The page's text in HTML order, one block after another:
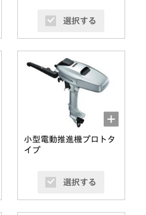
選択する
小型電動推進機プロトタ
イプ
選択する